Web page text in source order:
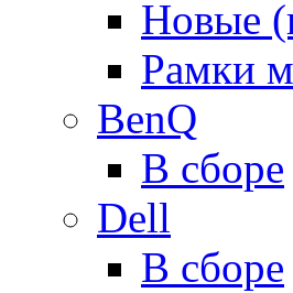
Новые
Рамки
BenQ
В сборе
Dell
В сборе